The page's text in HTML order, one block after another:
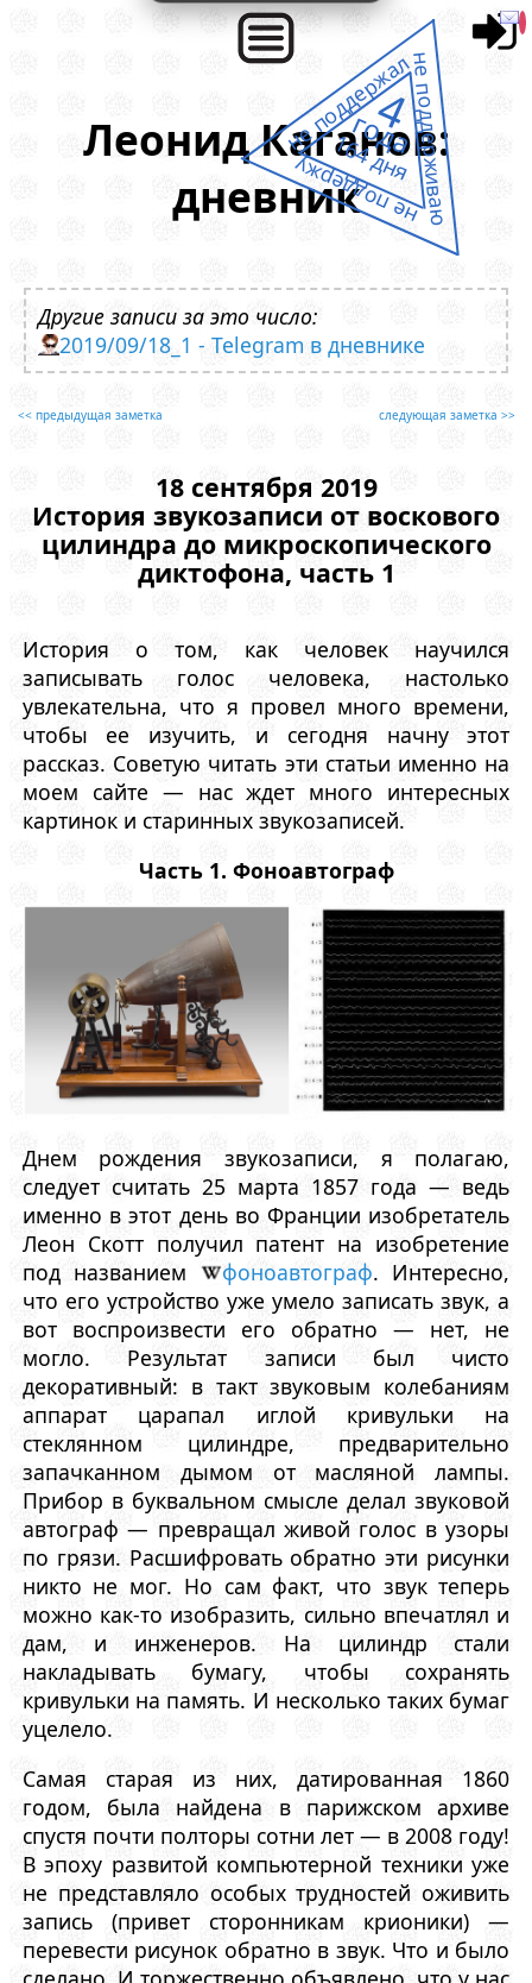
Леонид Каганов:
дневник
Другие записи за это число:
2019/09/18_1 - Telegram в дневнике
<< предыдущая заметка следующая заметка >>
18 сентября 2019
История звукозаписи от воскового
цилиндра до микроскопического
диктофона, часть 1
История о том, как человек научился
записывать голос человека, настолько
увлекательна, что я провел много времени,
чтобы ее изучить, и сегодня начну этот
рассказ. Советую читать эти статьи именно на
моем сайте — нас ждет много интересных
картинок и старинных звукозаписей.
Часть 1. Фоноавтограф
Днем рождения звукозаписи, я полагаю,
следует считать 25 марта 1857 года — ведь
именно в этот день во Франции изобретатель
Леон Скотт получил патент на изобретение
под названием
фоноавтограф. Интересно,
что его устройство уже умело записать звук, а
вот воспроизвести его обратно — нет, не
могло. Результат записи был чисто
декоративный: в такт звуковым колебаниям
аппарат царапал иглой кривульки на
стеклянном цилиндре, предварительно
запачканном дымом от масляной лампы.
Прибор в буквальном смысле делал звуковой
автограф — превращал живой голос в узоры
по грязи. Расшифровать обратно эти рисунки
никто не мог. Но сам факт, что звук теперь
можно как-то изобразить, сильно впечатлял и
дам, и инженеров. На цилиндр стали
накладывать бумагу, чтобы сохранять
кривульки на память. И несколько таких бумаг
уцелело.
Самая старая из них, датированная 1860
годом, была найдена в парижском архиве
спустя почти полторы сотни лет — в 2008 году!
В эпоху развитой компьютерной техники уже
не представляло особых трудностей оживить
запись (привет сторонникам крионики) —
перевести рисунок обратно в звук. Что и было
не поддержалне поддерживаю
не поддержу
4
года
164 дня